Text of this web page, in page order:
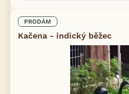
PRODÁM
Kačena - indický běžec